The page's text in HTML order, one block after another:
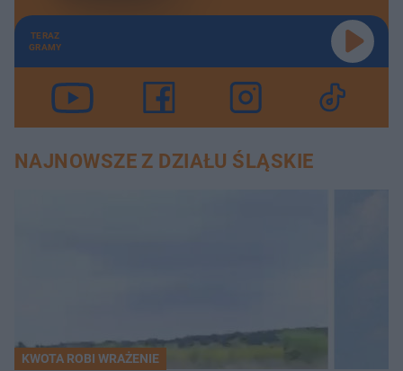
TERAZ
GRAMY
NAJNOWSZE Z DZIAŁU ŚLĄSKIE
KWOTA ROBI WRAŻENIE